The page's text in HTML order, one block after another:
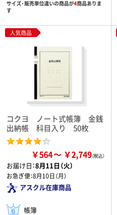
サイズ・販売単位違いの商品が4商品ありま
す
人気商品
コクヨ ノート式帳簿 金銭
出納帳 科目入り 50枚
￥564 ￥2,749
お届け日：8月11日（火）
お急ぎ便：8月10日（月）
アスクル在庫商品
帳簿